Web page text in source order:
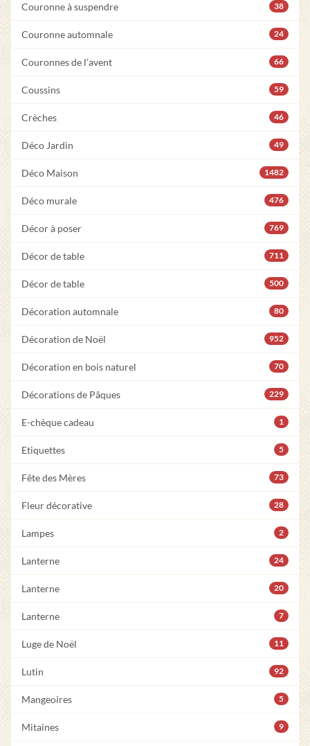
Couronne à suspendre 38
Couronne automnale 24
Couronnes de l'avent 66
Coussins 59
Crèches 46
Déco Jardin 49
Déco Maison 1482
Déco murale 476
Décor à poser 769
Décor de table 711
Décor de table 500
Décoration automnale 80
Décoration de Noël 952
Décoration en bois naturel 70
Décorations de Pâques 229
E-chèque cadeau 1
Etiquettes 5
Fête des Mères 73
Fleur décorative 28
Lampes 2
Lanterne 24
Lanterne 20
Lanterne 7
Luge de Noël 11
Lutin 92
Mangeoires 5
Mitaines 9